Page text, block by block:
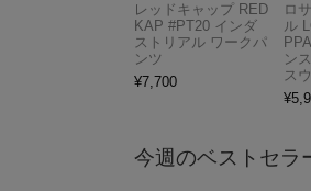
レッドキャップ RED
KAP #PT20 インダ
ストリアル ワークパ
ンツ
¥7,700
ロ
ル
ン
ス
¥
今週のベストセラ